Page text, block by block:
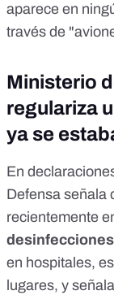
aparece en
través de
Ministerio
regulariza
ya se
En
Defensa señala
recientemente
en hospitales,
lugares, y